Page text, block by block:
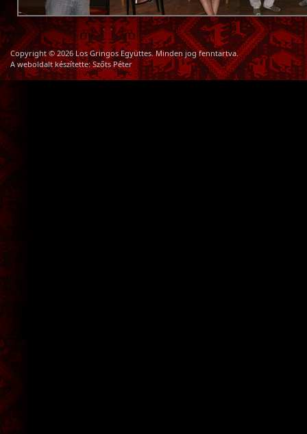
Copyright © 2026 Los Gringos Együttes. Minden jog fenntartva.
A weboldalt készítette:Szőts Péter